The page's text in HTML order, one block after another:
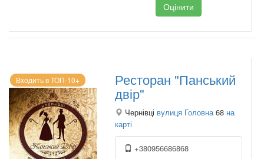
Оцінити
Входить в ТОП-10+ Ресторан "Панський
двір"
Чернівці вулиця Головна 68 на
карті
+380956686868